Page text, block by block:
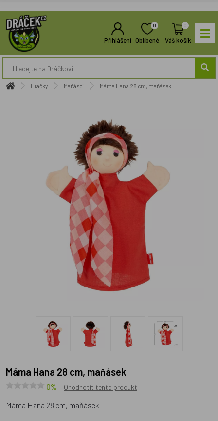
Přihlášení
0
Oblíbené
0
Váš košík
Hračky Maňásci Máma Hana 28 cm, maňásek
Máma Hana 28 cm, maňásek
0% Ohodnotit tento produkt
Máma Hana 28 cm, maňásek